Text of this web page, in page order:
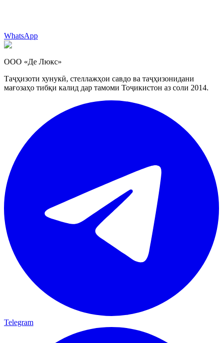
WhatsApp
ООО «Де Люкс»
Таҷҳизоти хунукӣ, стеллажҳои савдо ва таҷҳизонидани
мағозаҳо тибқи калид дар тамоми Тоҷикистон аз соли 2014.
Telegram